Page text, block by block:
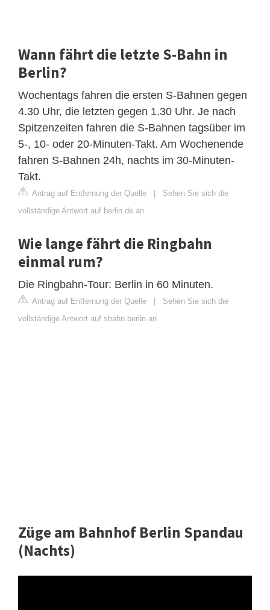
Wann fährt die letzte S-Bahn in
Berlin?
Wochentags fahren die ersten S-Bahnen gegen
4.30 Uhr, die letzten gegen 1.30 Uhr. Je nach
Spitzenzeiten fahren die S-Bahnen tagsüber im
5-, 10- oder 20-Minuten-Takt. Am Wochenende
fahren S-Bahnen 24h, nachts im 30-Minuten-
Takt.
Antrag auf Entfernung der Quelle
Sehen Sie sich die
vollständige Antwort auf berlin.de an
Wie lange fährt die Ringbahn
einmal rum?
Die Ringbahn-Tour: Berlin in 60 Minuten.
Antrag auf Entfernung der Quelle
Sehen Sie sich die
vollständige Antwort auf sbahn.berlin an
Züge am Bahnhof Berlin Spandau
(Nachts)